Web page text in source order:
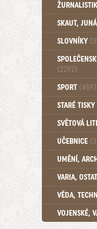
SKAUT,
SLOVNÍKY
(2292)
Pedagogika
Psychologie
SPORT (459)
STARÉ TISKY
SVĚTOVÁ
UČEBNICE
Učebnice -
Učebnice -
Učebnice -
Učebnice -
UMĚNÍ,
VARIA,
VĚDA,
VOJENSKÉ,